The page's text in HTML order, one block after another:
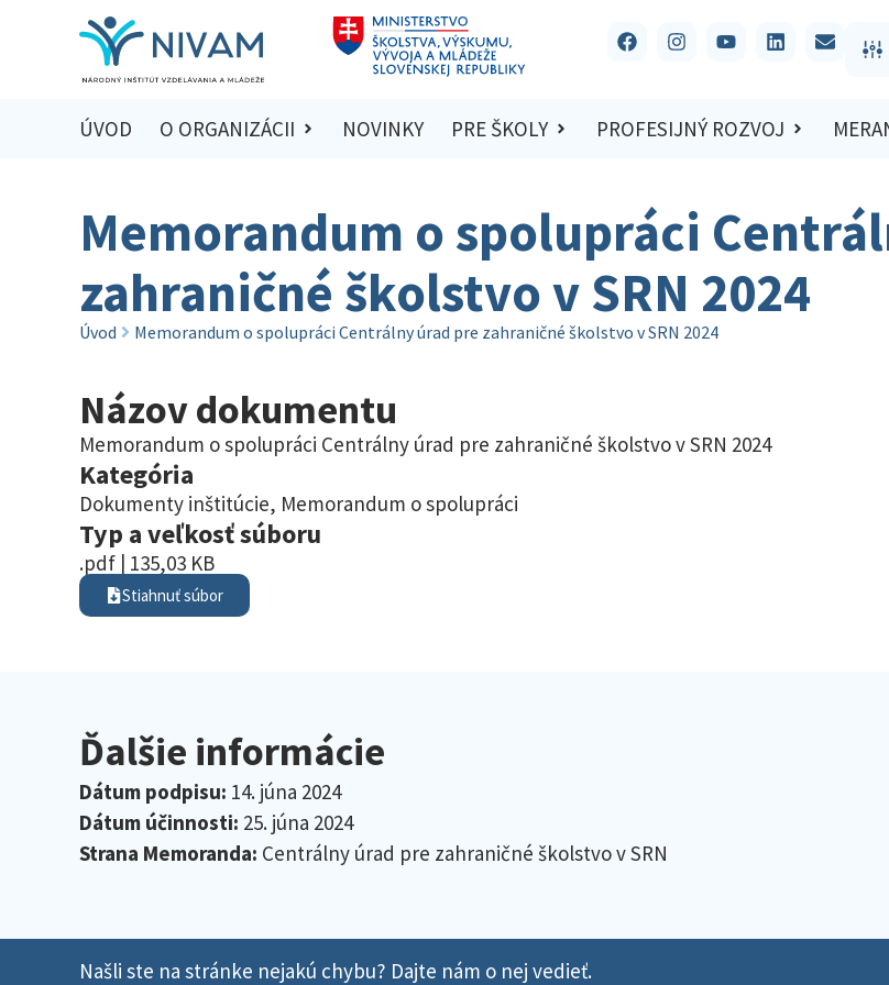
ÚVOD O ORGANIZÁCII NOVINKY PRE ŠKOLY PROFESIJNÝ ROZVOJ
Memorandum o spolupráci
zahraničné školstvo v SRN 2024
Úvod Memorandum o spolupráci Centrálny úrad pre zahraničné školstvo v SRN 2024
Názov dokumentu
Memorandum o spolupráci Centrálny úrad pre zahraničné školstvo v SRN 2024
Kategória
Dokumenty inštitúcie, Memorandum o spolupráci
Typ a veľkosť súboru
.pdf | 135,03 KB
Stiahnuť súbor
Ďalšie informácie
Dátum podpisu: 14. júna 2024
Dátum účinnosti: 25. júna 2024
Strana Memoranda: Centrálny úrad pre zahraničné školstvo v SRN
Našli ste na stránke nejakú chybu? Dajte nám o nej vedieť.